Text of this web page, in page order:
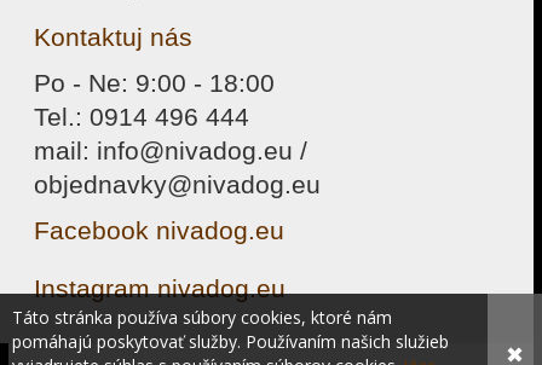
Kontaktuj nás
Po - Ne: 9:00 - 18:00
Tel.: 0914 496 444
mail: info@nivadog.eu /
objednavky@nivadog.eu
Facebook nivadog.eu
Instagram nivadog.eu
Táto stránka používa súbory cookies, ktoré nám
pomáhajú poskytovať služby. Používaním našich služieb
✖